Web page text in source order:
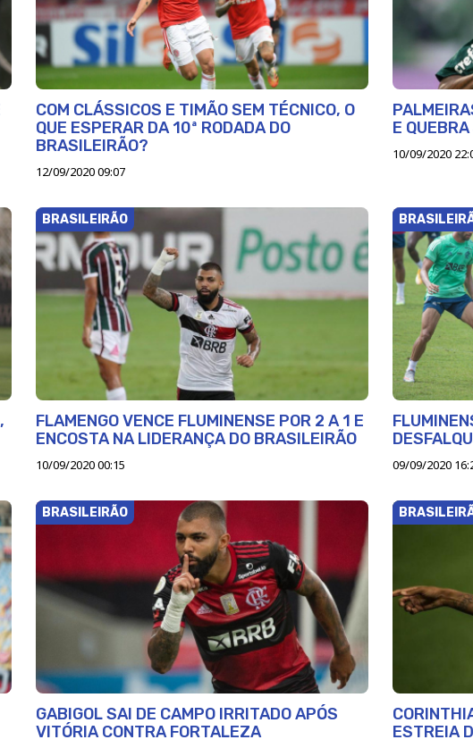
COM CLÁSSICOS E TIMÃO SEM TÉCNICO, O
QUE ESPERAR DA 10ª RODADA DO
BRASILEIRÃO?
12/09/2020 09:07
E
10/09/2020
BRASILEIRÃO
FLAMENGO VENCE FLUMINENSE POR 2 A 1 E
ENCOSTA NA LIDERANÇA DO BRASILEIRÃO
10/09/2020 00:15 09/09/2020
BRASILEIRÃO
GABIGOL SAI DE CAMPO IRRITADO APÓS
VITÓRIA CONTRA FORTALEZA
ESTREIA